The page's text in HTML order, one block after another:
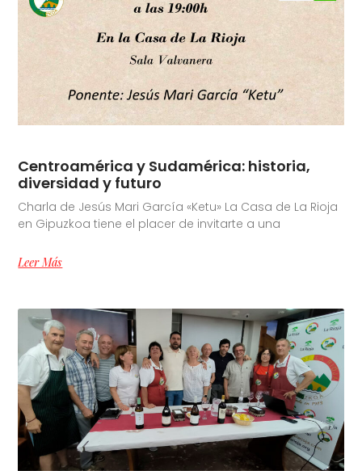
Centroamérica y Sudamérica: historia,
diversidad y futuro
Charla de Jesús Mari García «Ketu» La Casa de La Rioja
en Gipuzkoa tiene el placer de invitarte a una
Leer Más